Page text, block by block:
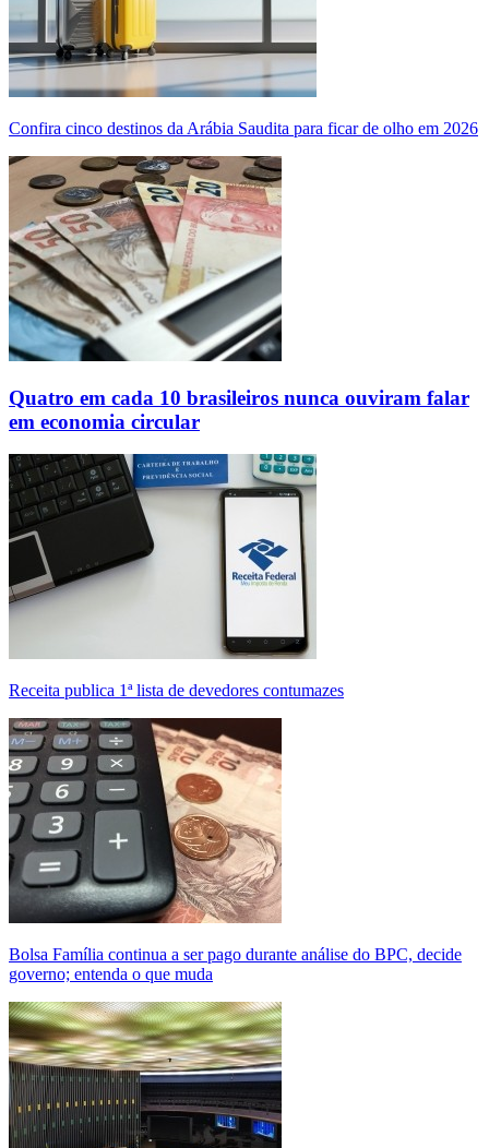
Confira cinco destinos da Arábia Saudita para ficar de olho em 2026
Quatro em cada 10 brasileiros nunca ouviram falar
em economia circular
Receita publica 1ª lista de devedores contumazes
Bolsa Família continua a ser pago durante análise do BPC, decide
governo; entenda o que muda